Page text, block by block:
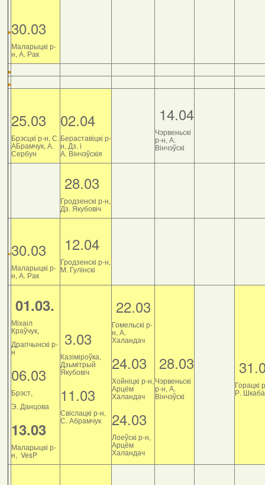
30.03
Маларыцкі р-
н, А. Рак
25.03
Брэсцкі р-н, С.
АБрамчук, А.
Сербун
02.04
Бераставіцкі р-
н, Дз. і
А. Вінчэўскія
14.04
Чэрвеньскі
р-н, А.
Вінчэўскі
28.03
Гродзенскі р-н,
Дз. Якубовіч
30.03
Маларыцкі р-
н, А. Рак
12.04
Гродзенскі р-н,
М. Гулінскі
01.03.
Міхаіл
Краўчук,
Драгічынскі р-
н
06.03
Брэст,
Э. Данцова
13.03
Маларыцкі р-
н, VesP
3.03
Казіміроўка,
Дзьмітрый
Якубовіч
11.03
Свіслацкі р-н,
С. Абрамчук
22.03
Гомельскі р-
н, А.
Халандач
24.03
Хойніцкі р-н,
Арцём
Халандач
24.03
Лоеўскі р-н,
Арцём
Халандач
28.03
Чэрвеньскі
р-н, А.
Вінчэўскі
Горацкі
Р.